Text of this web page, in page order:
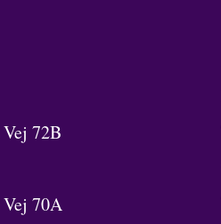
Vej 72B
Vej 70A